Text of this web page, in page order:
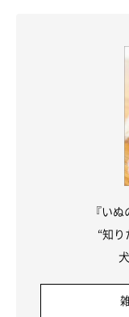
ことを示しています」
（引用：「いぬのき
らい賢い？ 犬の知
しつけスクール 「
『い
“知り